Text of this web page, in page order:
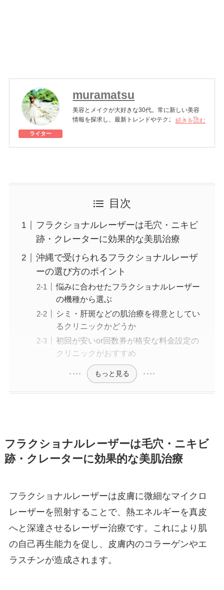
ライター
muramatsu
美容とメイクが大好きな30代。常に新しい美容
情報を探求し、最新トレンドやテクニックを学ぶ
続きを読む
目次
フラクショナルレーザーは毛穴・ニキビ
跡・クレーターに効果的な美肌治療
沖縄で受けられるフラクショナルレーザ
ーの選び方のポイント
悩みに合わせたフラクショナルレーザー
の機種から選ぶ
シミ・肝斑などの肌治療を得意としてい
るクリニックかどうか
初回が安いor回数券が格安な料金設定の
クリニックがおすすめ
もっと見る
フラクショナルレーザーは毛穴・ニキビ
跡・クレーターに効果的な美肌治療
フラクショナルレーザーは皮膚に微細なマイクロ
レーザーを照射することで、熱エネルギーを真皮
へと深達させるレーザー治療です。これにより肌
の自己再生能力を促し、皮膚内のコラーゲンやエ
ラスチンが造成されます。